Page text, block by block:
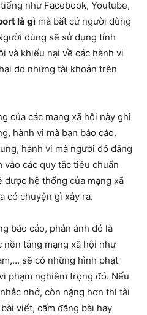
như Facebook, Youtube,
là gì mà bất cứ người dùng
dùng sẽ sử dụng tính
và khiếu nại về các hành vi
do những tài khoản trên
của các mạng xã hội này ghi
hành vi mà bạn báo cáo.
hành vi mà người đó đăng
các quy tắc tiêu chuẩn
hệ thống của mạng xã
có chuyện gì xảy ra.
báo cáo, phản ánh đó là
nền tảng mạng xã hội như
sẽ có những hình phạt
phạm nghiêm trọng đó. Nếu
nhở, còn nặng hơn thì tài
viết, cấm đăng bài hay